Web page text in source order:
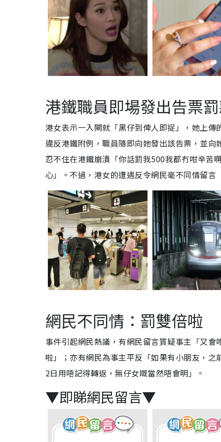
港鐵職員即場發出告票
港女表示一入閘就「黑仔到俾人即捉」，她上
違反港鐵附例，職員隨即向她發出該告票，並
忍不住在港鐵崩潰「你話罰我500我都冇咁辛苦
心」。不過，港女的遭遇反令網民毫不同情留言
網民不同情：罰雙倍啦
事件引起網民熱議，有網民留言質疑事主「又
啦」；亦有網民為事主平反「如果有小朋友，
2日用唔記得轉返，無仔女嘅當然唔會明」。
▼即睇網民留言▼